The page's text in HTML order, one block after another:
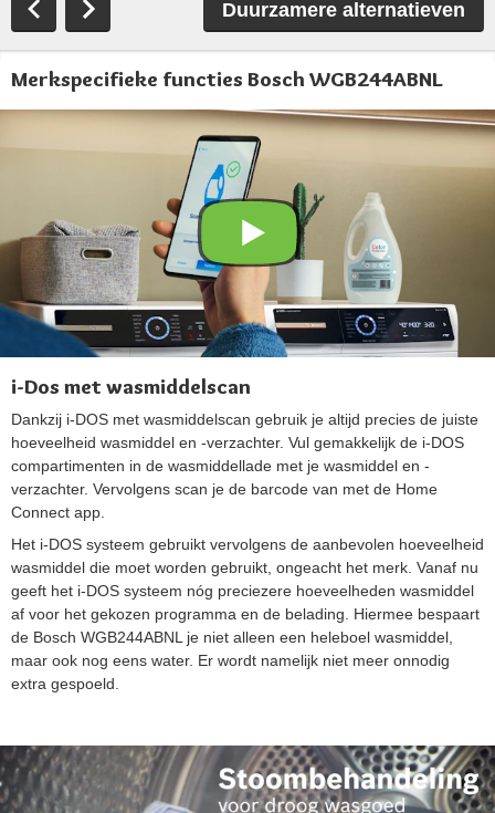
Duurzamere alternatieven
Merkspecifieke functies Bosch WGB244ABNL
i-Dos met wasmiddelscan
Dankzij i-DOS met wasmiddelscan gebruik je altijd precies de juiste
hoeveelheid wasmiddel en -verzachter. Vul gemakkelijk de i-DOS
compartimenten in de wasmiddellade met je wasmiddel en -
verzachter. Vervolgens scan je de barcode van met de Home
Connect app.
Het i-DOS systeem gebruikt vervolgens de aanbevolen hoeveelheid
wasmiddel die moet worden gebruikt, ongeacht het merk. Vanaf nu
geeft het i-DOS systeem nóg preciezere hoeveelheden wasmiddel
af voor het gekozen programma en de belading. Hiermee bespaart
de Bosch WGB244ABNL je niet alleen een heleboel wasmiddel,
maar ook nog eens water. Er wordt namelijk niet meer onnodig
extra gespoeld.